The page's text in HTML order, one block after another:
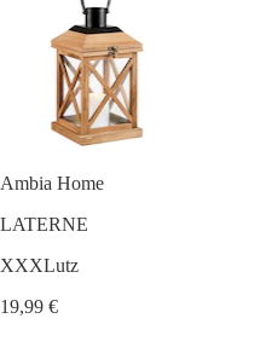
Ambia Home
LATERNE
XXXLutz
19,99 €